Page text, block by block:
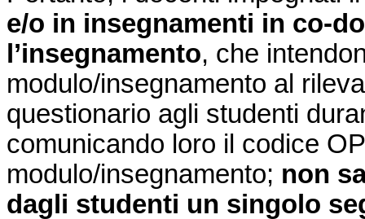
e/o in insegnamenti in co-
l’insegnamento, che
modulo/insegnamento al
questionario agli studenti
comunicando loro il codice
modulo/insegnamento; non
dagli studenti un singolo